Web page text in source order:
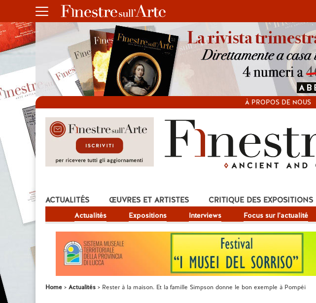
À PROPOS DE NOUS
ACTUALITÉS
Actualités Expositions Interviews Focus sur l'actualité
ŒUVRES ET ARTISTES CRITIQUE DES EXPOSITIONS
Home Actualités Rester à la maison. Et la famille Simpson donne le bon exemple à Pompéi